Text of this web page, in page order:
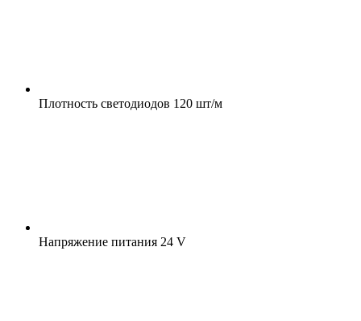
Плотность светодиодов 120 шт/м
Напряжение питания 24 V